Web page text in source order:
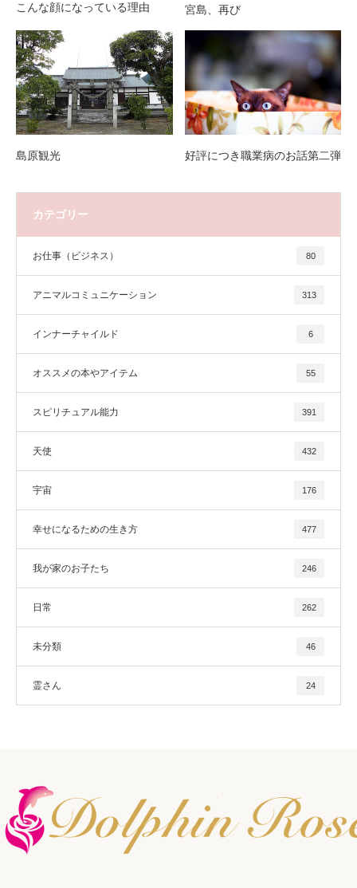
こんな顔になっている理由 宮島、再び
島原観光 好評につき職業病のお話第二弾
カテゴリー
お仕事（ビジネス） 80
アニマルコミュニケーション 313
インナーチャイルド 6
オススメの本やアイテム 55
スピリチュアル能力 391
天使 432
宇宙 176
幸せになるための生き方 477
我が家のお子たち 246
日常 262
未分類 46
霊さん 24